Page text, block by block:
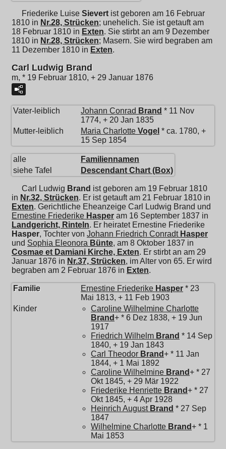
Friederike Luise Sievert ist geboren am 16 Februar
1810 in Nr.28, Strücken; unehelich. Sie ist getauft am
18 Februar 1810 in Exten. Sie stirbt an am 9 Dezember
1810 in Nr.28, Strücken; Masern. Sie wird begraben am
11 Dezember 1810 in Exten.
Carl Ludwig Brand
m, * 19 Februar 1810, + 29 Januar 1876
Vater-leiblich Johann Conrad Brand * 11 Nov
1774, + 20 Jan 1835
Mutter-leiblich
Maria Charlotte Vogel * ca. 1780, +
15 Sep 1854
alle
Familiennamen
siehe Tafel
Descendant Chart (Box)
Carl Ludwig Brand ist geboren am 19 Februar 1810
in Nr.32, Strücken. Er ist getauft am 21 Februar 1810 in
Exten. Gerichtliche Eheanzeige Carl Ludwig Brand und
Ernestine Friederike Hasper am 16 September 1837 in
Landgericht, Rinteln. Er heiratet Ernestine Friederike
Hasper, Tochter von Johann Friedrich Conradt Hasper
und Sophia Eleonora Bünte, am 8 Oktober 1837 in
Cosmae et Damiani Kirche, Exten. Er stirbt an am 29
Januar 1876 in Nr.37, Strücken, im Alter von 65. Er wird
begraben am 2 Februar 1876 in Exten.
Familie Ernestine Friederike Hasper * 23
Mai 1813, + 11 Feb 1903
Kinder
Caroline Wilhelmine Charlotte
Brand+ * 6 Dez 1838, + 19 Jun
1917
Friedrich Wilhelm Brand * 14 Sep
1840, + 19 Jan 1843
Carl Theodor Brand+ * 11 Jan
1844, + 1 Mai 1892
Caroline Wilhelmine Brand+ * 27
Okt 1845, + 29 Mär 1922
Friederike Henriette Brand+ * 27
Okt 1845, + 4 Apr 1928
Heinrich August Brand * 27 Sep
1847
Wilhelmine Charlotte Brand+ * 1
Mai 1853